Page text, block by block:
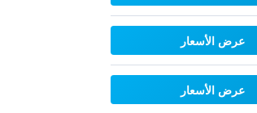
عرض الأسعار
عرض الأسعار